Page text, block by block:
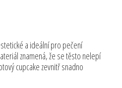
a ideální pro pečení
znamená, že se těsto nelepí
cupcake zevnitř snadno